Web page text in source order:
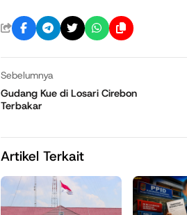
Sebelumnya
Gudang Kue di Losari Cirebon
Terbakar
Artikel Terkait